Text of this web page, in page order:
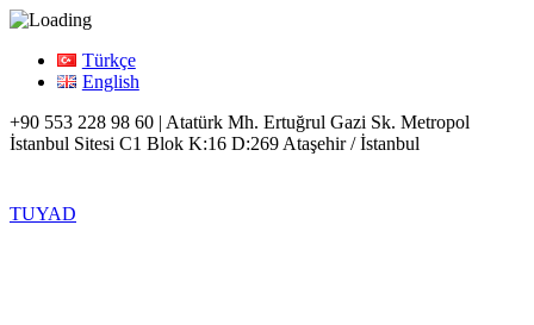
Türkçe
English
+90 553 228 98 60 | Atatürk Mh. Ertuğrul Gazi Sk. Metropol
İstanbul Sitesi C1 Blok K:16 D:269 Ataşehir / İstanbul
TUYAD